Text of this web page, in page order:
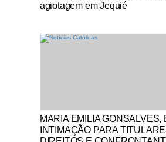
agiotagem em Jequié
Notícias Católicas
MARIA EMILIA GONSALVES,
INTIMAÇÃO PARA